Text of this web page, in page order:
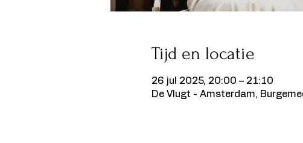
Tijd en locatie
26 jul 2025, 20:00 – 21:10
De Vlugt - Amsterdam,